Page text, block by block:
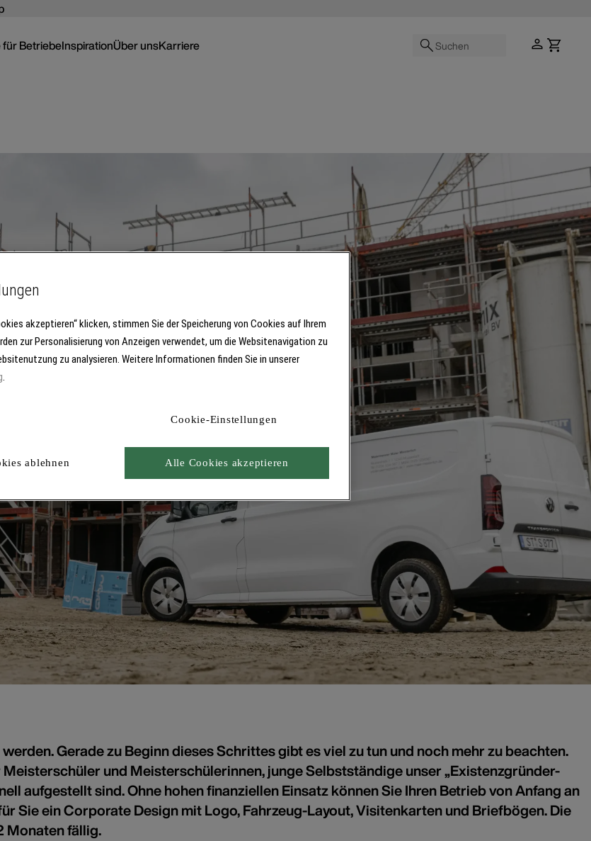
Suchen
BetriebeInspirationÜber unsKarriere
Paket
die Selbstständigkeit
Gerade zu Beginn dieses Schrittes gibt es viel zu tun und noch mehr zu beachten.
und Meisterschülerinnen, junge Selbstständige unser „Existenzgründer-
aufgestellt sind. Ohne hohen finanziellen Einsatz können Sie Ihren Betrieb von Anfang an
Sie ein Corporate Design mit Logo, Fahrzeug-Layout, Visitenkarten und Briefbögen. Die
Monaten fällig.
akzeptieren“ klicken, stimmen Sie der Speicherung von Cookies auf Ihrem
zur Personalisierung von Anzeigen verwendet, um die Websitenavigation zu
zu analysieren. Weitere Informationen finden Sie in unserer
.
Cookie-Einstellungen
ablehnen Alle Cookies akzeptieren